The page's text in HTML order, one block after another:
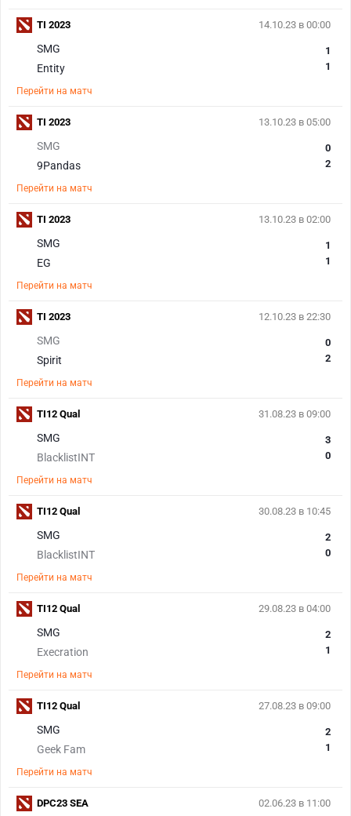
14.10.23 в 00:00
SMG
Entity
1
1
Перейти на матч
TI 2023
13.10.23 в 05:00
SMG
9Pandas
0
2
Перейти на матч
TI 2023
13.10.23 в 02:00
SMG
EG
1
1
Перейти на матч
TI 2023
12.10.23 в 22:30
SMG
Spirit
0
2
Перейти на матч
TI 2023
31.08.23 в 09:00
SMG
BlacklistINT
3
0
Перейти на матч
TI12 Qual
30.08.23 в 10:45
SMG
BlacklistINT
2
0
Перейти на матч
TI12 Qual
29.08.23 в 04:00
SMG
Execration
2
1
Перейти на матч
TI12 Qual
27.08.23 в 09:00
SMG
Geek Fam
2
1
Перейти на матч
TI12 Qual
02.06.23 в 11:00
DPC23 SEA